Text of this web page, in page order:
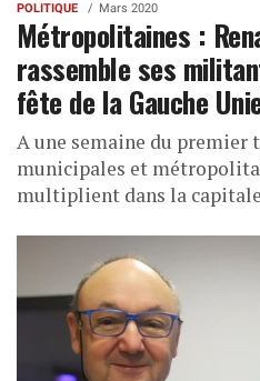
POLITIQUE Mars 2020
Métropolitaines :
rassemble ses
fête de la Gauche
A une semaine du premier
municipales et
multiplient dans la capitale